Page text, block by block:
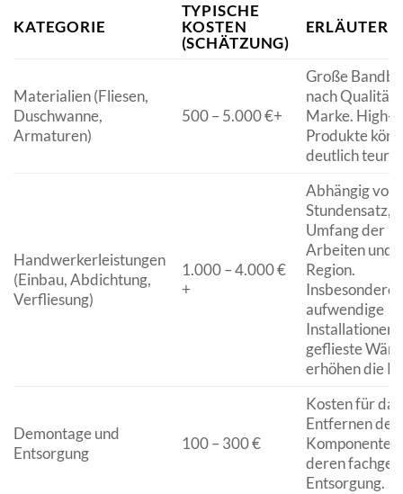
KATEGORIE
TYPISCHE
KOSTEN
(SCHÄTZUNG)
Materialien (Fliesen,
Duschwanne,
Armaturen)
500 – 5.000 €+
Große
nach Qualität
Marke. High-
Produkte
deutlich
Handwerkerleistungen
(Einbau, Abdichtung,
Verfliesung)
1.000 – 4.000 €
+
Abhängig vom
Stundensatz,
Umfang der
Arbeiten und
Region.
Insbesondere
aufwendige
Installationen
geflieste
erhöhen die
Demontage und
Entsorgung
100 – 300 €
Kosten für das
Entfernen der
Komponenten
deren
Entsorgung.